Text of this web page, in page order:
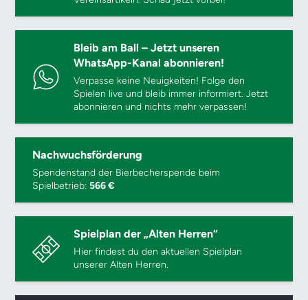
Bleib am Ball – Jetzt unseren
WhatsApp-Kanal abonnieren!
Verpasse keine Neuigkeiten! Folge den
Spielen live und bleib immer informiert. Jetzt
abonnieren und nichts mehr verpassen!
Nachwuchsförderung
Spendenstand der Bierbecherspende beim
Spielbetrieb:566 €
Spielplan der „Alten Herren“
Hier findest du den aktuellen Spielplan
unserer Alten Herren.